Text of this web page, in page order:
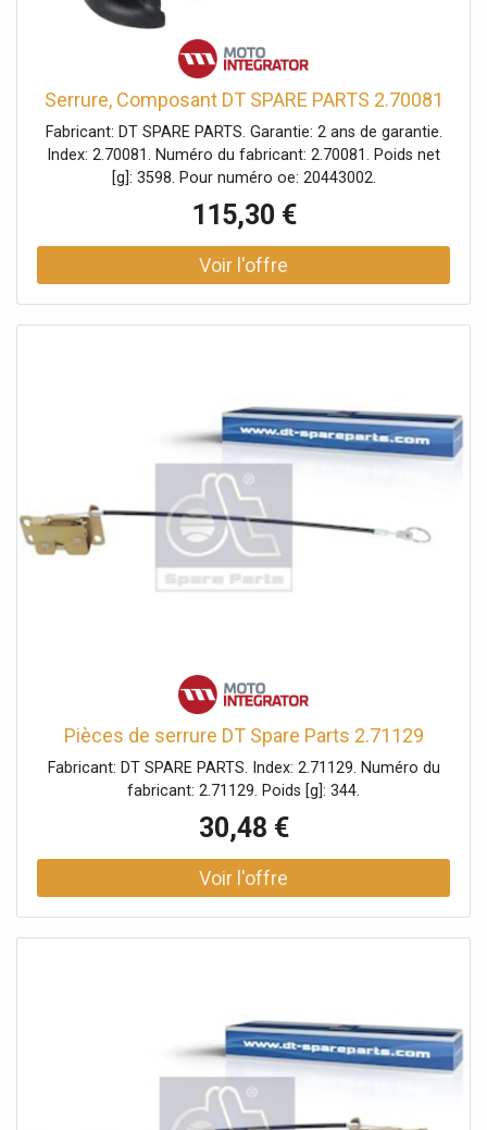
Serrure, Composant DT SPARE PARTS 2.70081
Fabricant: DT SPARE PARTS. Garantie: 2 ans de garantie.
Index: 2.70081. Numéro du fabricant: 2.70081. Poids net
[g]: 3598. Pour numéro oe: 20443002.
115,30 €
Pièces de serrure DT Spare Parts 2.71129
Fabricant: DT SPARE PARTS. Index: 2.71129. Numéro du
fabricant: 2.71129. Poids [g]: 344.
30,48 €